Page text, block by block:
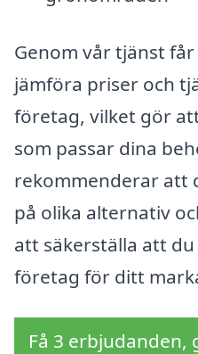
Genom vår tjänst
jämföra priser och
företag, vilket gör
som passar dina
rekommenderar att
på olika alternativ
att säkerställa att
företag för ditt
Få 3 erbjudanden,